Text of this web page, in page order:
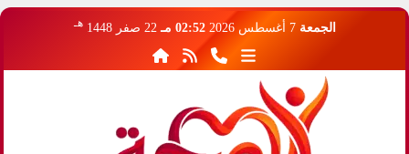
الجمعة 7 أغسطس 2026 02:52 مـ 22 صفر 1448 هـ